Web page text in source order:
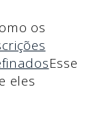
os
Esse
eles